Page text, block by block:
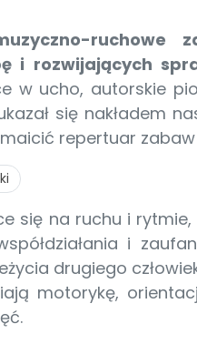
i rozwijających
w ucho, autorskie
się nakładem
repertuar
się na ruchu i
i
drugiego
motorykę,